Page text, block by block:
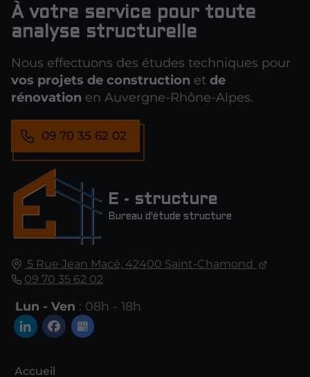
E - structure
Bureau d'étude structure
5 Rue Jean Macé, 42400 Saint-Chamond
09 70 35 62 02
Lun - Ven : 08h - 18h
Accueil
À votre service pour toute
analyse structurelle
Nous effectuons des études techniques pour
vos projets de construction et de
rénovation en Auvergne-Rhône-Alpes.
09 70 35 62 02